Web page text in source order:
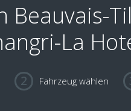
Beauvais-
La
Fahrzeug wählen